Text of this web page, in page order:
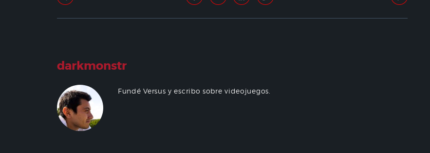
darkmonstr
Fundé Versus y escribo sobre videojuegos.